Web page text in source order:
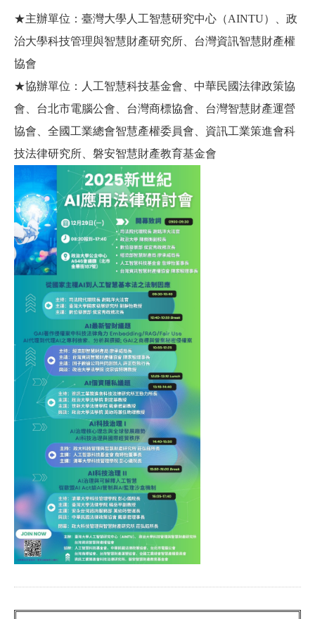
★主辦單位：臺灣大學人工智慧研究中心（AINTU）、政
治大學科技管理與智慧財產研究所、台灣資訊智慧財產權
協會
★協辦單位：人工智慧科技基金會、中華民國法律政策協
會、台北市電腦公會、台灣商標協會、台灣智慧財產運營
協會、全國工業總會智慧產權委員會、資訊工業策進會科
技法律研究所、磐安智慧財產教育基金會